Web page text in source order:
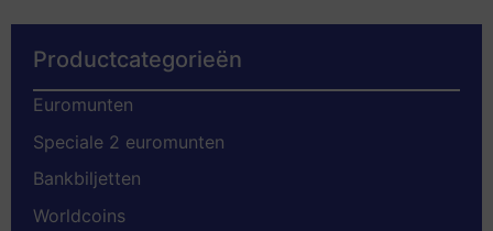
Productcategorieën
Euromunten
Speciale 2 euromunten
Bankbiljetten
Worldcoins